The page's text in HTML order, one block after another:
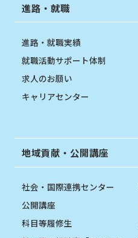
進路・就職
進路・就職実績
就職活動サポート体制
求人のお願い
キャリアセンター
地域貢献・公開講座
社会・国際連携センター
公開講座
科目等履修生